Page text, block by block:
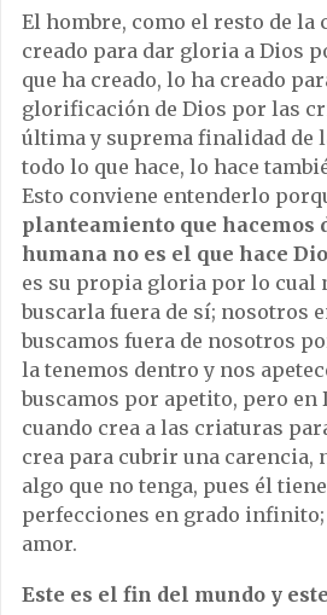
El hombre, como el resto de la
creado para dar gloria a Dios
que ha creado, lo ha creado
glorificación de Dios por las
última y suprema finalidad de
todo lo que hace, lo hace
Esto conviene entenderlo
planteamiento que hacemos
humana no es el que hace
es su propia gloria por lo cual
buscarla fuera de sí; nosotros
buscamos fuera de nosotros
la tenemos dentro y nos
buscamos por apetito, pero en
cuando crea a las criaturas
crea para cubrir una carencia,
algo que no tenga, pues él
perfecciones en grado
amor.
Este es el fin del mundo y